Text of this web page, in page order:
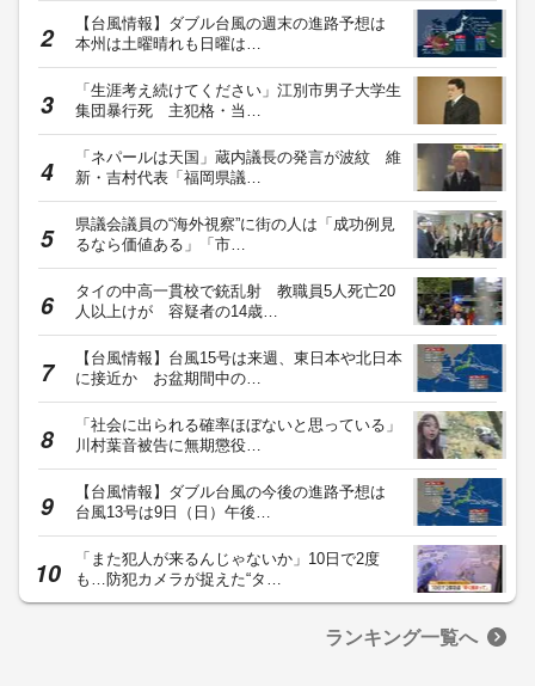
【台風情報】ダブル台風の週末の進路予想は
本州は土曜晴れも日曜は…
「生涯考え続けてください」江別市男子大学生
集団暴行死 主犯格・当…
「ネパールは天国」蔵内議長の発言が波紋 維
新・吉村代表「福岡県議…
県議会議員の“海外視察”に街の人は「成功例見
るなら価値ある」「市…
タイの中高一貫校で銃乱射 教職員5人死亡20
人以上けが 容疑者の14歳…
【台風情報】台風15号は来週、東日本や北日本
に接近か お盆期間中の…
「社会に出られる確率ほぼないと思っている」
川村葉音被告に無期懲役…
【台風情報】ダブル台風の今後の進路予想は
台風13号は9日（日）午後…
「また犯人が来るんじゃないか」10日で2度
も…防犯カメラが捉えた“タ…
ランキング一覧へ